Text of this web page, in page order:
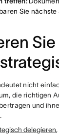
Sie nächste
Sie
nicht
die richtigen
und
delegieren